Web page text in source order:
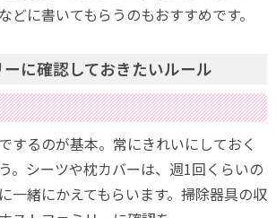
どに書いてもらうのもおすすめです。
に確認しておきたいルール
するのが基本。常にきれいにしておく
。シーツや枕カバーは、週1回くらいの
一緒にかえてもらいます。掃除器具の収